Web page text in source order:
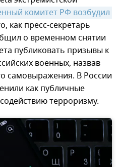
комитет РФ возбудил
как пресс-секретарь
о временном снятии
публиковать призывы к
военных, назвав
самовыражения. В России
как публичные
терроризму.